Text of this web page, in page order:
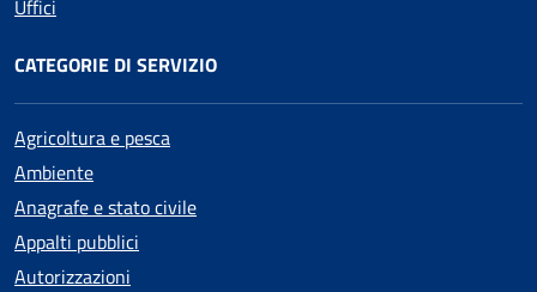
Uffici
CATEGORIE DI SERVIZIO
Agricoltura e pesca
Ambiente
Anagrafe e stato civile
Appalti pubblici
Autorizzazioni